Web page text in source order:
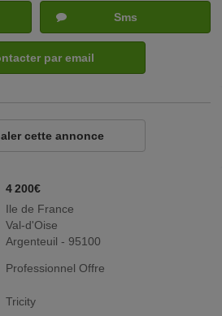
4 200€
Ile de France
Val-d'Oise
Argenteuil - 95100
Professionnel Offre
Tricity
Sms
par email
cette annonce